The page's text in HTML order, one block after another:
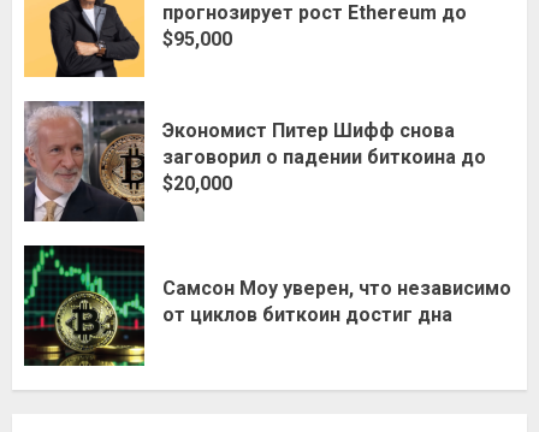
прогнозирует рост Ethereum до
$95,000
Экономист Питер Шифф снова
заговорил о падении биткоина до
$20,000
Самсон Моу уверен, что независимо
от циклов биткоин достиг дна